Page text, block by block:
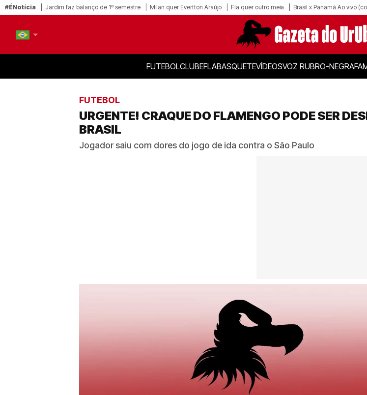
#ÉNotícia Jardim faz balanço de 1º semestre Milan quer Evertton Araújo Fla quer outro meia Brasil x Panamá Ao vivo
FUTEBOLCLUBEFLABASQUETEVÍDEOSVOZ RUBRO-NEGRA
FUTEBOL
URGENTE! CRAQUE DO FLAMENGO PODE SER
BRASIL
Jogador saiu com dores do jogo de ida contra o São Paulo